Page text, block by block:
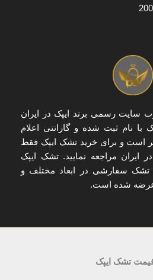
200
سایت رسمی برند ایپک در ایران
با نام ثبت شده و گارانتی اعلام
است و برایخرید تشک ایپک فقط
ایران مراجعه نمایید. تشک ایپک
تشک سفارشی در ابعاد مختلف و
عرضه شده است.
تشک ایپک